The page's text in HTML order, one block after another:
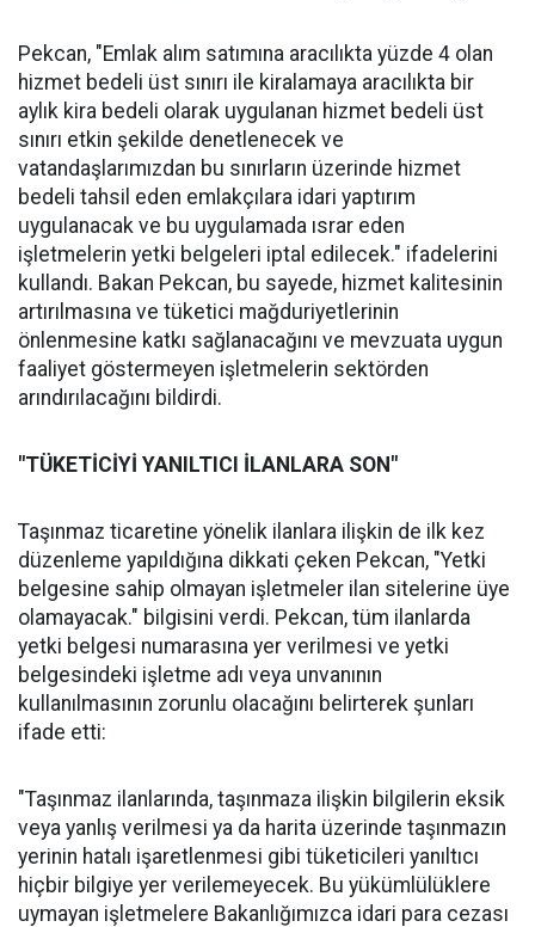
Pekcan, "Emlak alım satımına aracılıkta yüzde 4 olan
hizmet bedeli üst sınırı ile kiralamaya aracılıkta bir
aylık kira bedeli olarak uygulanan hizmet bedeli üst
sınırı etkin şekilde denetlenecek ve
vatandaşlarımızdan bu sınırların üzerinde hizmet
bedeli tahsil eden emlakçılara idari yaptırım
uygulanacak ve bu uygulamada ısrar eden
işletmelerin yetki belgeleri iptal edilecek." ifadelerini
kullandı. Bakan Pekcan, bu sayede, hizmet kalitesinin
artırılmasına ve tüketici mağduriyetlerinin
önlenmesine katkı sağlanacağını ve mevzuata uygun
faaliyet göstermeyen işletmelerin sektörden
arındırılacağını bildirdi.
"TÜKETİCİYİ YANILTICI İLANLARA SON"
Taşınmaz ticaretine yönelik ilanlara ilişkin de ilk kez
düzenleme yapıldığına dikkati çeken Pekcan, "Yetki
belgesine sahip olmayan işletmeler ilan sitelerine üye
olamayacak." bilgisini verdi. Pekcan, tüm ilanlarda
yetki belgesi numarasına yer verilmesi ve yetki
belgesindeki işletme adı veya unvanının
kullanılmasının zorunlu olacağını belirterek şunları
ifade etti:
"Taşınmaz ilanlarında, taşınmaza ilişkin bilgilerin eksik
veya yanlış verilmesi ya da harita üzerinde taşınmazın
yerinin hatalı işaretlenmesi gibi tüketicileri yanıltıcı
hiçbir bilgiye yer verilemeyecek. Bu yükümlülüklere
uymayan işletmelere Bakanlığımızca idari para cezası